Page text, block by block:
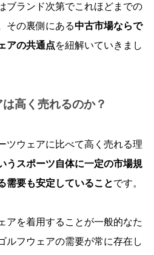
ブランド次第でこれほどまでの
その裏側にある中古市場ならで
アの共通点を紐解いていきまし
高く売れるのか？
ツウェアに比べて高く売れる理
うスポーツ自体に一定の市場規
需要も安定していることです。
アを着用することが一般的なた
ルフウェアの需要が常に存在し